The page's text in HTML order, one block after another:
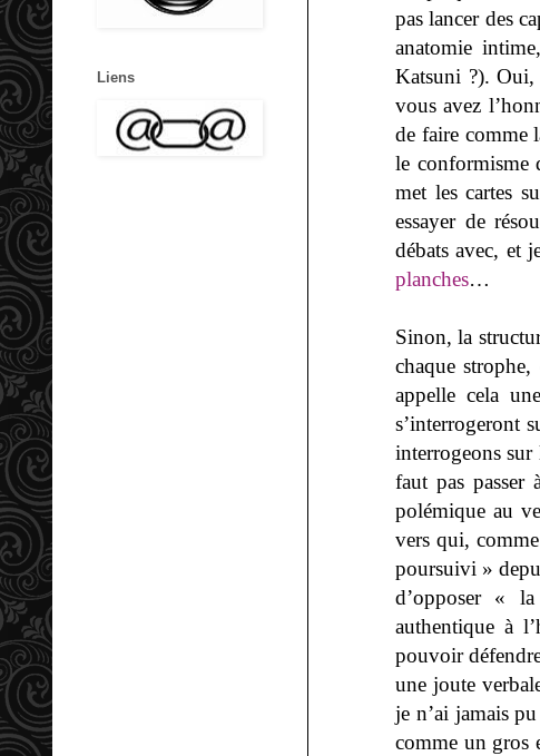
pas lancer des
anatomie
Katsuni ?). Oui,
vous avez
de faire comme
le conformisme
met les cartes
essayer de
débats avec, et
planches…
Sinon, la
chaque
appelle cela
s’interrogeront
interrogeons
faut pas passer
polémique au
vers qui,
poursuivi »
d’opposer «
authentique à
pouvoir
une joute
je n’ai jamais
comme un gros
Liens